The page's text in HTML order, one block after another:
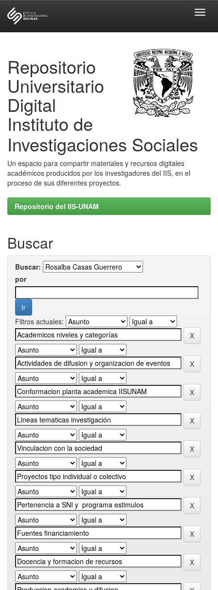
Repositorio
Universitario
Digital
Instituto de
Investigaciones Sociales
Un espacio para compartir materiales y recursos digitales
académicos producidos por los investigadores del IIS, en el
proceso de sus diferentes proyectos.
Repositorio del IIS-UNAM
Buscar
Buscar:
por
Filtros actuales: